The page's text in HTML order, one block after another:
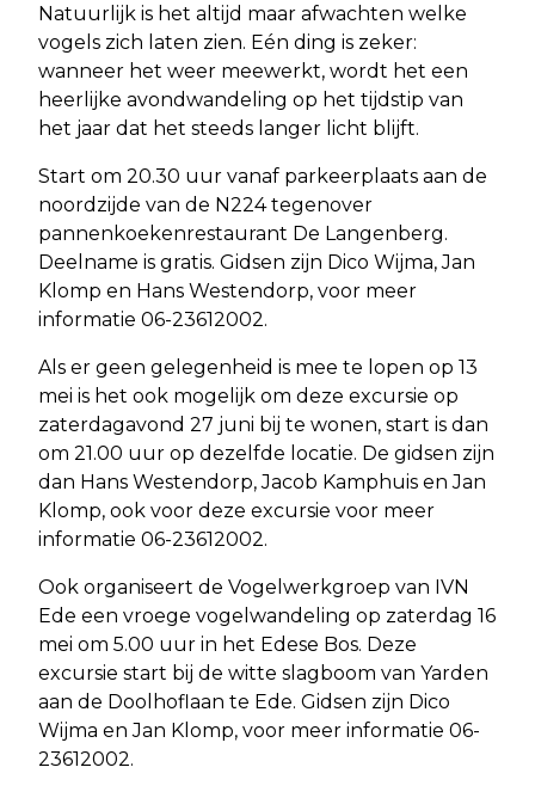
Natuurlijk is het altijd maar afwachten welke
vogels zich laten zien. Eén ding is zeker:
wanneer het weer meewerkt, wordt het een
heerlijke avondwandeling op het tijdstip van
het jaar dat het steeds langer licht blijft.
Start om 20.30 uur vanaf parkeerplaats aan de
noordzijde van de N224 tegenover
pannenkoekenrestaurant De Langenberg.
Deelname is gratis. Gidsen zijn Dico Wijma, Jan
Klomp en Hans Westendorp, voor meer
informatie 06-23612002.
Als er geen gelegenheid is mee te lopen op 13
mei is het ook mogelijk om deze excursie op
zaterdagavond 27 juni bij te wonen, start is dan
om 21.00 uur op dezelfde locatie. De gidsen zijn
dan Hans Westendorp, Jacob Kamphuis en Jan
Klomp, ook voor deze excursie voor meer
informatie 06-23612002.
Ook organiseert de Vogelwerkgroep van IVN
Ede een vroege vogelwandeling op zaterdag 16
mei om 5.00 uur in het Edese Bos. Deze
excursie start bij de witte slagboom van Yarden
aan de Doolhoflaan te Ede. Gidsen zijn Dico
Wijma en Jan Klomp, voor meer informatie 06-
23612002.